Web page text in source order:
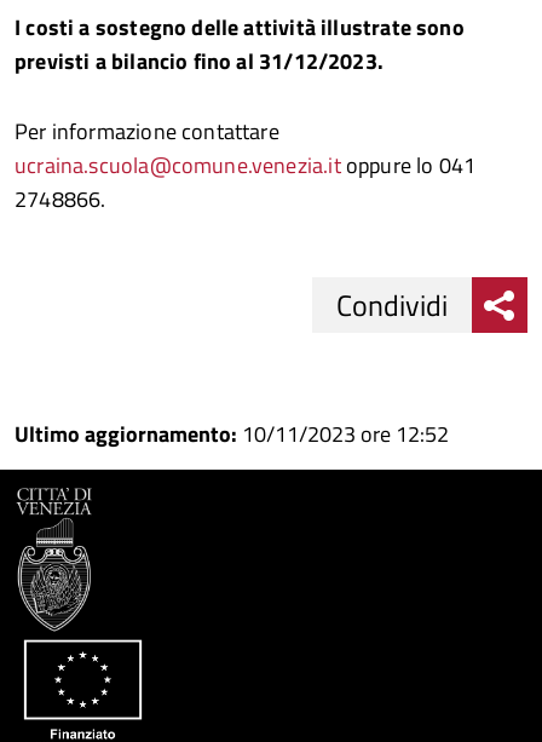
I costi a sostegno delle attività illustrate sono
previsti a bilancio fino al 31/12/2023.
Per informazione contattare
ucraina.scuola@comune.venezia.itoppure lo 041
2748866.
su
Facebook
Condividi
su
Condividi
Condividi
Ultimo aggiornamento: 10/11/2023 ore 12:52